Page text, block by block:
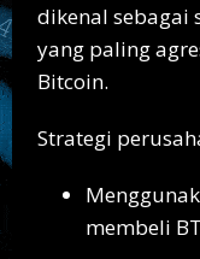
dikenal sebagai
yang paling
Bitcoin.
Strategi
membeli